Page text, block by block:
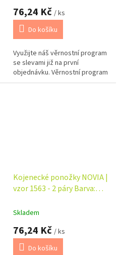
76,24 Kč / ks
Do košíku
Využijte náš věrnostní program
se slevami již na první
objednávku. Věrnostní program
Kojenecké ponožky NOVIA |
vzor 1563 - 2 páry Barva:
Skladem
76,24 Kč / ks
Do košíku